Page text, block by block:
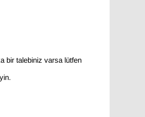
bir talebiniz varsa lütfen